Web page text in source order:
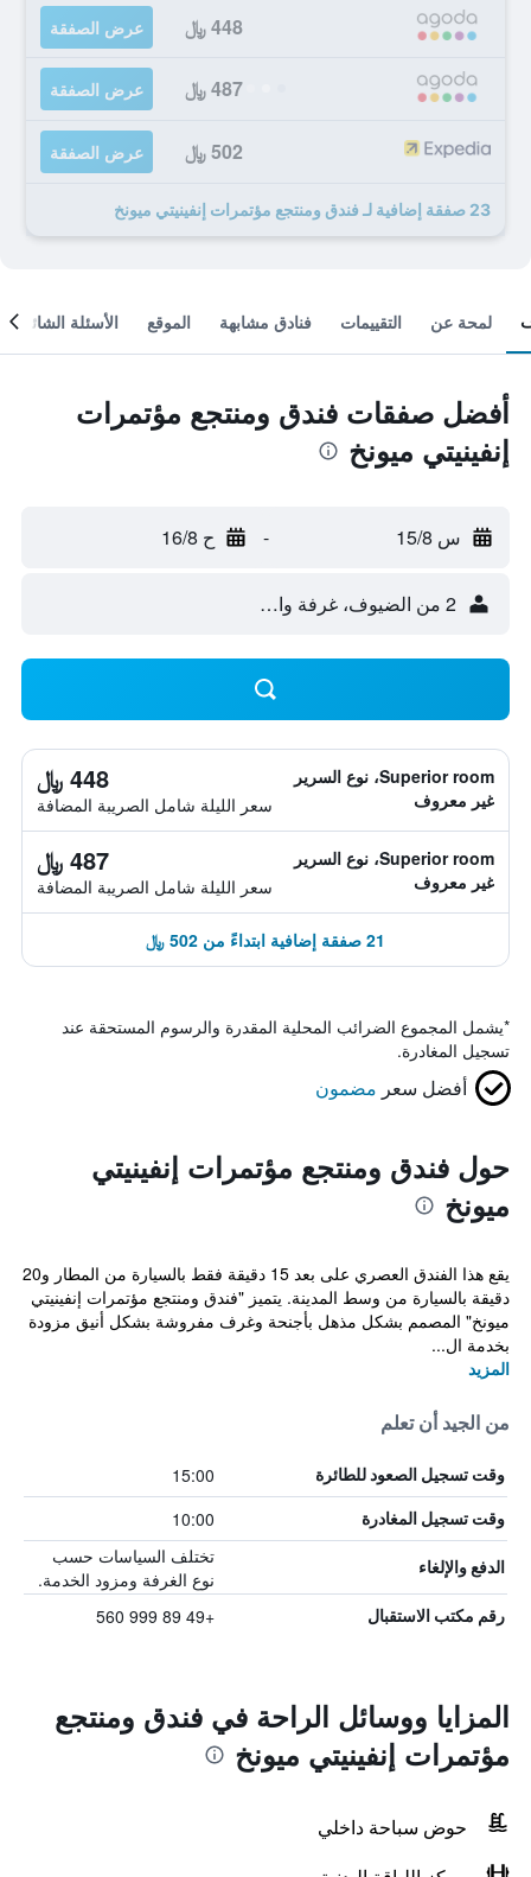
448 ﷼ عرض الصفقة
487 ﷼ عرض الصفقة
502 ﷼ عرض الصفقة
23 صفقة إضافية لـ فندق ومنتجع مؤتمرات إنفينيتي ميونخ
لمحة عن التقييمات فنادق مشابهة الموقع الأسئلة الشائعة
أفضل صفقات فندق ومنتجع مؤتمرات
إنفينيتي ميونخ
س 15/8 - ح 16/8
2 من الضيوف، غرفة واحدة
Superior room، نوع السرير
غير معروف
448 ﷼
سعر الليلة شامل الصريبة المضافة
Superior room، نوع السرير
غير معروف
487 ﷼
سعر الليلة شامل الصريبة المضافة
21 صفقة إضافية ابتداءً من 502 ﷼
*يشمل المجموع الضرائب المحلية المقدرة والرسوم المستحقة عند
تسجيل المغادرة.
أفضل سعر مضمون
حول فندق ومنتجع مؤتمرات إنفينيتي
ميونخ
يقع هذا الفندق العصري على بعد 15 دقيقة فقط بالسيارة من المطار و20
دقيقة بالسيارة من وسط المدينة. يتميز "فندق ومنتجع مؤتمرات إنفينيتي
ميونخ" المصمم بشكل مذهل بأجنحة وغرف مفروشة بشكل أنيق مزودة
بخدمة ال...
المزيد
من الجيد أن تعلم
وقت تسجيل الصعود للطائرة 15:00
وقت تسجيل المغادرة 10:00
الدفع والإلغاء
تختلف السياسات حسب
نوع الغرفة ومزود الخدمة.
رقم مكتب الاستقبال +49 89 999 560
المزايا ووسائل الراحة في فندق ومنتجع
مؤتمرات إنفينيتي ميونخ
حوض سباحة داخلي